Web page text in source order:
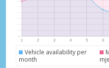
Vehicle availability per
month